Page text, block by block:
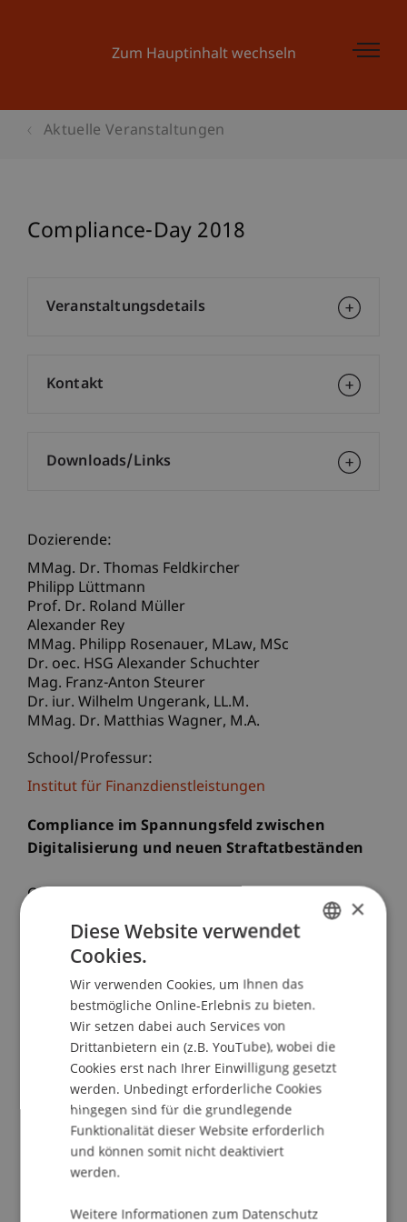
Zum Hauptinhalt wechseln
Aktuelle Veranstaltungen
Compliance-Day 2018
Dozierende:
MMag. Dr. Thomas Feldkircher
Philipp Lüttmann
Prof. Dr. Roland Müller
Alexander Rey
MMag. Philipp Rosenauer MLaw, MSc
Dr. oec. HSG Alexander Schuchter
Mag. Franz-Anton Steurer
Dr. iur. Wilhelm Ungerank LL.M.
MMag. Dr. Matthias Wagner M.A.
School/Professur:
Institut für Finanzdienstleistungen
Compliance im Spannungsfeld zwischen
Digitalisierung und neuen Straftatbeständen
Compliance hat sich in den vergangenen Jahren
Finanzplatz Liechtenstein entwickelt. Die
Zuständigkeiten des Compliance Officers können
von Wertpapier-Compliance,
Geldwäschereiprävention, Datenschutz-
Compliance, Kartellrechts-Compliance bis hin zu
Fraud (Betrug) reichen. Ein Compliance Officer ist
stärker gefordert denn je. Gleichzeitig ist die
persönliche Haftung des Compliance Officers
streng geregelt. Im ersten Vortrag der
Veranstaltung wird der Fokus auf die Position
und Haftung des Compliance Officers gelegt. Das
Compliance Standards und Haftung. Abgerundet
Veranstaltungsdetails
Kontakt
Downloads/Links
×
Diese Website verwendet
Cookies.
Wir verwenden Cookies, um Ihnen das
bestmögliche Online-Erlebnis zu bieten.
Wir setzen dabei auch Services von
Drittanbietern ein (z.B. YouTube), wobei die
Cookies erst nach Ihrer Einwilligung gesetzt
werden. Unbedingt erforderliche Cookies
hingegen sind für die grundlegende
Funktionalität dieser Website erforderlich
und können somit nicht deaktiviert
werden.
Weitere Informationen zum Datenschutz